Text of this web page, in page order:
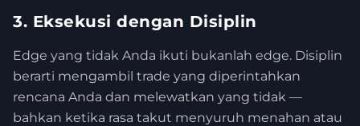
3. Eksekusi dengan Disiplin
Edge yang tidak Anda ikuti bukanlah edge. Disiplin
berarti mengambil trade yang diperintahkan
rencana Anda dan melewatkan yang tidak —
bahkan ketika rasa takut menyuruh menahan atau